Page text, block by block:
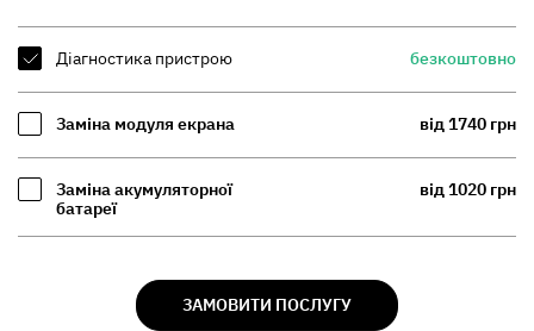
Діагностика пристрою безкоштовно
Заміна модуля екрана від 1740 грн
Заміна акумуляторної
батареї
від 1020 грн
ЗАМОВИТИ ПОСЛУГУ